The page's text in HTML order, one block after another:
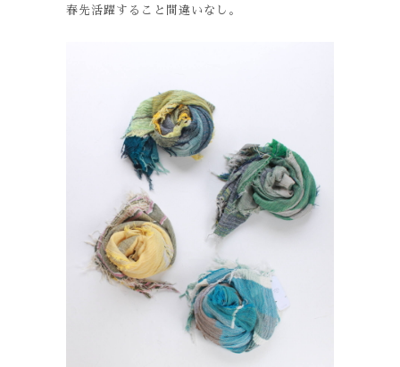
春先活躍すること間違いなし。